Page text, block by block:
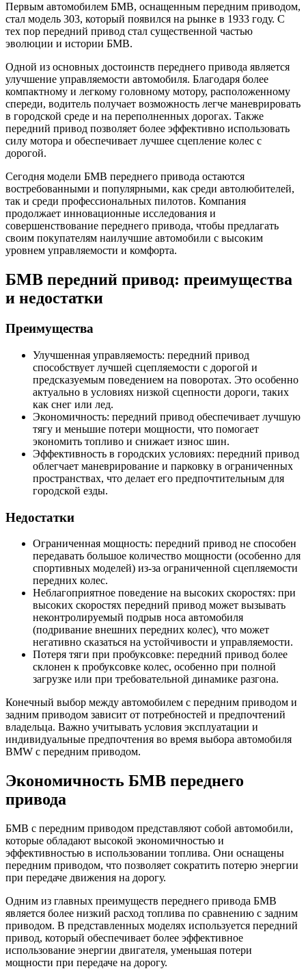
Первым автомобилем БМВ, оснащенным передним приводом,
стал модель 303, который появился на рынке в 1933 году. С
тех пор передний привод стал существенной частью
эволюции и истории БМВ.
Одной из основных достоинств переднего привода является
улучшение управляемости автомобиля. Благодаря более
компактному и легкому головному мотору, расположенному
спереди, водитель получает возможность легче маневрировать
в городской среде и на переполненных дорогах. Также
передний привод позволяет более эффективно использовать
силу мотора и обеспечивает лучшее сцепление колес с
дорогой.
Сегодня модели БМВ переднего привода остаются
востребованными и популярными, как среди автолюбителей,
так и среди профессиональных пилотов. Компания
продолжает инновационные исследования и
совершенствование переднего привода, чтобы предлагать
своим покупателям наилучшие автомобили с высоким
уровнем управляемости и комфорта.
БМВ передний привод: преимущества
и недостатки
Преимущества
Улучшенная управляемость: передний привод
способствует лучшей сцепляемости с дорогой и
предсказуемым поведением на поворотах. Это особенно
актуально в условиях низкой сцепности дороги, таких
как снег или лед.
Экономичность: передний привод обеспечивает лучшую
тягу и меньшие потери мощности, что помогает
экономить топливо и снижает износ шин.
Эффективность в городских условиях: передний привод
облегчает маневрирование и парковку в ограниченных
пространствах, что делает его предпочтительным для
городской езды.
Недостатки
Ограниченная мощность: передний привод не способен
передавать большое количество мощности (особенно для
спортивных моделей) из-за ограниченной сцепляемости
передних колес.
Неблагоприятное поведение на высоких скоростях: при
высоких скоростях передний привод может вызывать
неконтролируемый подрыв носа автомобиля
(подривание внешних передних колес), что может
негативно сказаться на устойчивости и управляемости.
Потеря тяги при пробуксовке: передний привод более
склонен к пробуксовке колес, особенно при полной
загрузке или при требовательной динамике разгона.
Конечный выбор между автомобилем с передним приводом и
задним приводом зависит от потребностей и предпочтений
владельца. Важно учитывать условия эксплуатации и
индивидуальные предпочтения во время выбора автомобиля
BMW с передним приводом.
Экономичность БМВ переднего
привода
БМВ с передним приводом представляют собой автомобили,
которые обладают высокой экономичностью и
эффективностью в использовании топлива. Они оснащены
передним приводом, что позволяет сократить потерю энергии
при передаче движения на дорогу.
Одним из главных преимуществ переднего привода БМВ
является более низкий расход топлива по сравнению с задним
приводом. В представленных моделях используется передний
привод, который обеспечивает более эффективное
использование энергии двигателя, уменьшая потери
мощности при передаче на дорогу.